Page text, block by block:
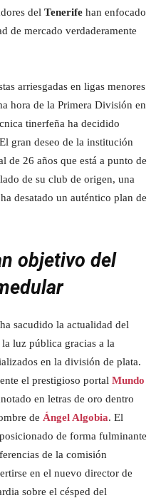
del Tenerife han enfocado
de mercado verdaderamente
arriesgadas en ligas menores
hora de la Primera División en
tinerfeña ha decidido
gran deseo de la institución
de 26 años que está a punto de
de su club de origen, una
desatado un auténtico plan de
objetivo del
sacudido la actualidad del
luz pública gracias a la
en la división de plata.
el prestigioso portal Mundo
en letras de oro dentro
de Ángel Algobia. El
de forma fulminante
de la comisión
en el nuevo director de
sobre el césped del